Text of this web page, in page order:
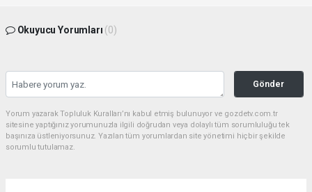
Okuyucu Yorumları (0)
Gönder
Yorum yazarak Topluluk Kuralları’nı kabul etmiş bulunuyor ve gozdetv.com.tr
sitesine yaptığınız yorumunuzla ilgili doğrudan veya dolaylı tüm sorumluluğu tek
başınıza üstleniyorsunuz. Yazılan tüm yorumlardan site yönetimi hiçbir şekilde
sorumlu tutulamaz.